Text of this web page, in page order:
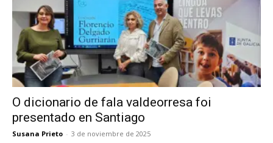
O dicionario de fala valdeorresa foi
presentado en Santiago
Susana Prieto - 3 de noviembre de 2025